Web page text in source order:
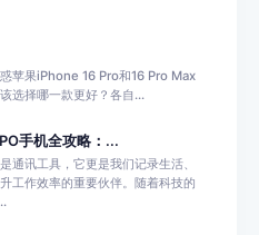
苹果iPhone 16 Pro和16 Pro Max
选择哪一款更好？各自...
手机全攻略：...
通讯工具，它更是我们记录生活、
工作效率的重要伙伴。随着科技的